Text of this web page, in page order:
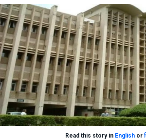
Read this story in English or